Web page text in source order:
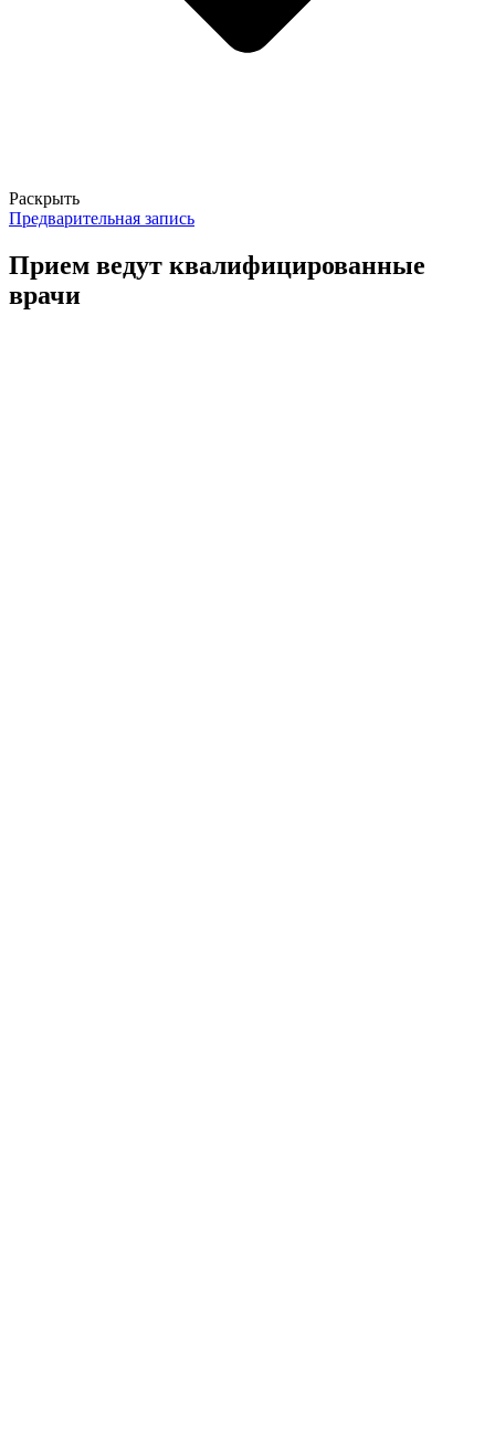
Раскрыть
Предварительная запись
Прием ведут квалифицированные
врачи